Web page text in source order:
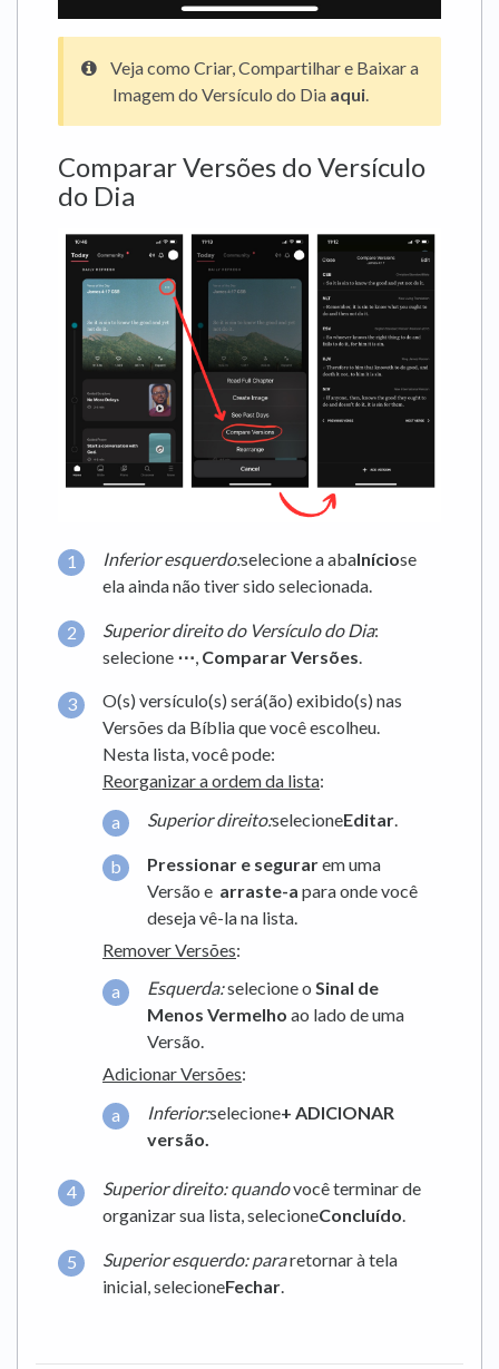
Veja como Criar, Compartilhar e Baixar a
Imagem do Versículo do Dia aqui.
Comparar Versões do Versículo
do Dia
Inferior esquerdo:selecione a abaIníciose
ela ainda não tiver sido selecionada.
Superior direito do Versículo do Dia:
selecione ⋯, Comparar Versões.
O(s) versículo(s) será(ão) exibido(s) nas
Versões da Bíblia que você escolheu.
Nesta lista, você pode:
Reorganizar a ordem da lista:
Superior direito:selecioneEditar.
Pressionar e segurarem uma
Versão e arraste-a para onde você
deseja vê-la na lista.
Remover Versões:
Esquerda:selecione o Sinal de
Menos Vermelho ao lado de uma
Versão.
Adicionar Versões:
Inferior:selecione+ ADICIONAR
versão.
Superior direito: quandovocê terminar de
organizar sua lista, selecioneConcluído.
Superior esquerdo: pararetornar à tela
inicial, selecioneFechar.